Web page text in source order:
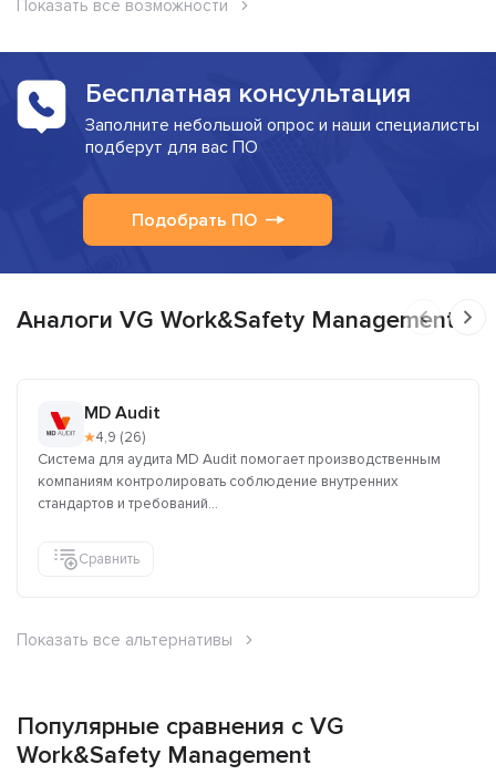
Показать все возможности
Бесплатная консультация
Заполните небольшой опрос и наши специалисты
подберут для вас ПО
Подобрать ПО
Аналоги VG Work&Safety Management
MD Audit
★4,9 (26)
Система для аудита MD Audit помогает производственным
компаниям контролировать соблюдение внутренних
стандартов и требований...
Сравнить
Показать все альтернативы
Популярные сравнения с VG
Work&Safety Management